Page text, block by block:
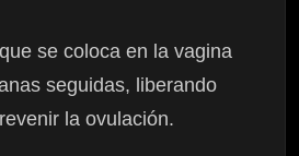
se coloca en la vagina
seguidas, liberando
la ovulación.